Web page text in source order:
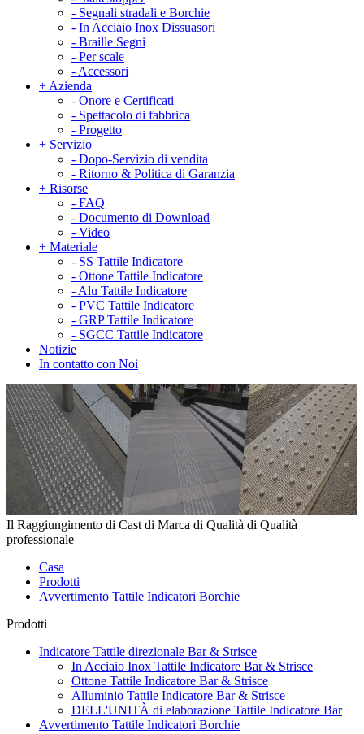
- Segnali stradali e Borchie
- In Acciaio Inox Dissuasori
- Braille Segni
- Per scale
- Accessori
+ Azienda
- Onore e Certificati
- Spettacolo di fabbrica
- Progetto
+ Servizio
- Dopo-Servizio di vendita
- Ritorno & Politica di Garanzia
+ Risorse
- FAQ
- Documento di Download
- Video
+ Materiale
- SS Tattile Indicatore
- Ottone Tattile Indicatore
- Alu Tattile Indicatore
- PVC Tattile Indicatore
- GRP Tattile Indicatore
- SGCC Tattile Indicatore
Notizie
In contatto con Noi
Il Raggiungimento di Cast di Marca di Qualità di Qualità
professionale
Casa
Prodotti
Avvertimento Tattile Indicatori Borchie
Prodotti
Indicatore Tattile direzionale Bar & Strisce
In Acciaio Inox Tattile Indicatore Bar & Strisce
Ottone Tattile Indicatore Bar & Strisce
Alluminio Tattile Indicatore Bar & Strisce
DELL'UNITÀ di elaborazione Tattile Indicatore Bar
Avvertimento Tattile Indicatori Borchie